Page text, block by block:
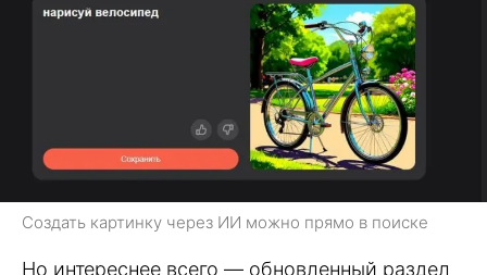
Создать картинку через ИИ можно прямо в поиске
Но интереснее всего — обновленный раздел